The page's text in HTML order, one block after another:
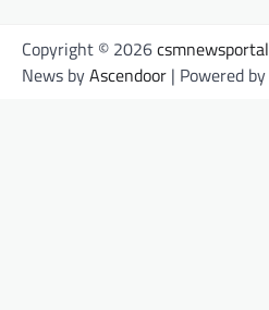
Copyright © 2026csmnewsportal
News byAscendoor | Powered by